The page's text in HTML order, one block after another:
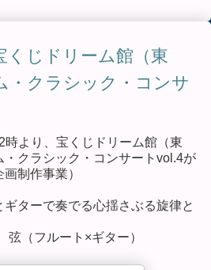
くじドリーム館（東
・クラシック・コンサ
より、宝くじドリーム館（東
クラシック・コンサートvol.4が
制作事業）
ターで奏でる心揺さぶる旋律と
（フルート×ギター）